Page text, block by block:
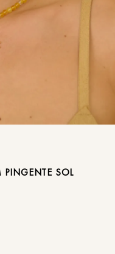
PINGENTE SOL